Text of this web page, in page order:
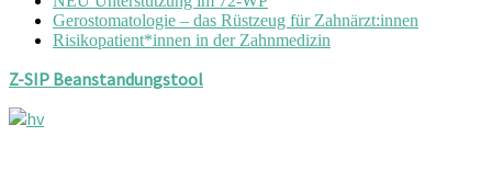
Gerostomatologie – das Rüstzeug für Zahnärzt:innen
Risikopatient*innen in der Zahnmedizin
Z-SIP Beanstandungstool